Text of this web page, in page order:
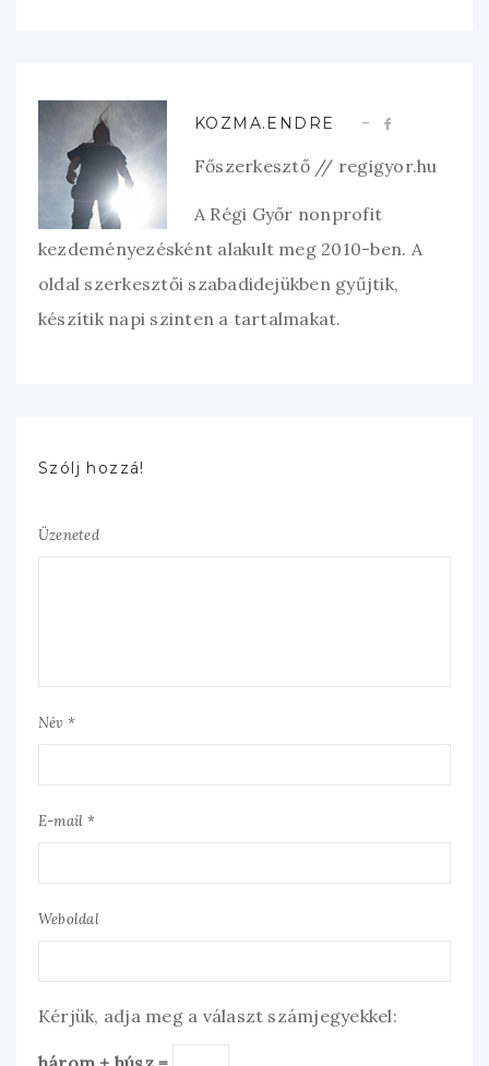
KOZMA.ENDRE
Főszerkesztő // regigyor.hu
A Régi Győr nonprofit
kezdeményezésként alakult meg 2010-ben. A
oldal szerkesztői szabadidejükben gyűjtik,
készítik napi szinten a tartalmakat.
Szólj hozzá!
Üzeneted
Név *
E-mail *
Weboldal
Kérjük, adja meg a választ számjegyekkel: